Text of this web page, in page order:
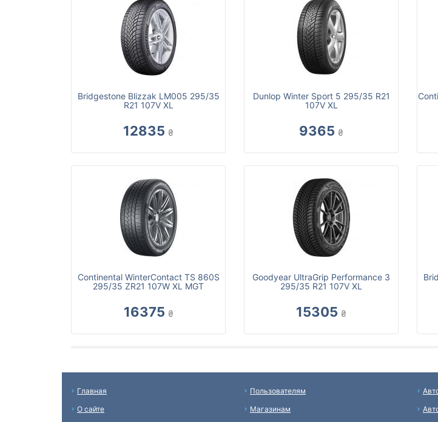
Bridgestone Blizzak LM005 295/35
R21 107V XL
12835 ₴
Dunlop Winter Sport 5 295/35 R21
107V XL
9365 ₴
Continental WinterContact TS 860S
295/35 ZR21 107W XL MGT
16375 ₴
Goodyear UltraGrip Performance 3
295/35 R21 107V XL
15305 ₴
Главная
О сайте
Пользователям
Магазинам